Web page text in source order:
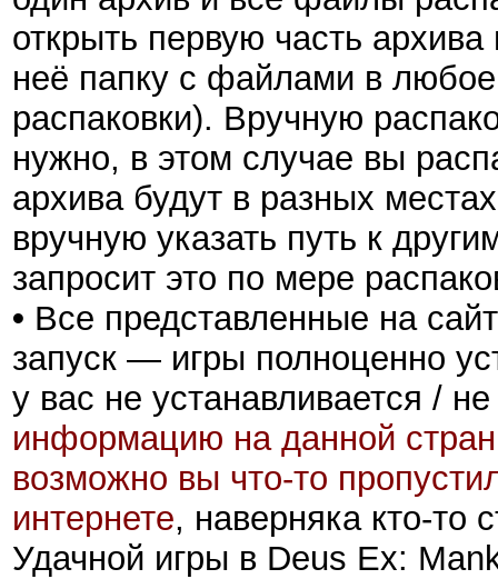
открыть первую часть архива
неё папку с файлами в
распаковки). Вручную
нужно, в этом случае вы
архива будут в разных
вручную указать путь к
запросит это по мере
• Все представленные на
запуск — игры полноценно
у вас не устанавливается /
информацию на данной
возможно вы что-то
интернете, наверняка кто-то
Удачной игры в Deus Ex: